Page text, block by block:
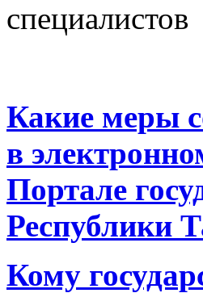
специалистов
Какие меры
в
Портале
Республики
Кому